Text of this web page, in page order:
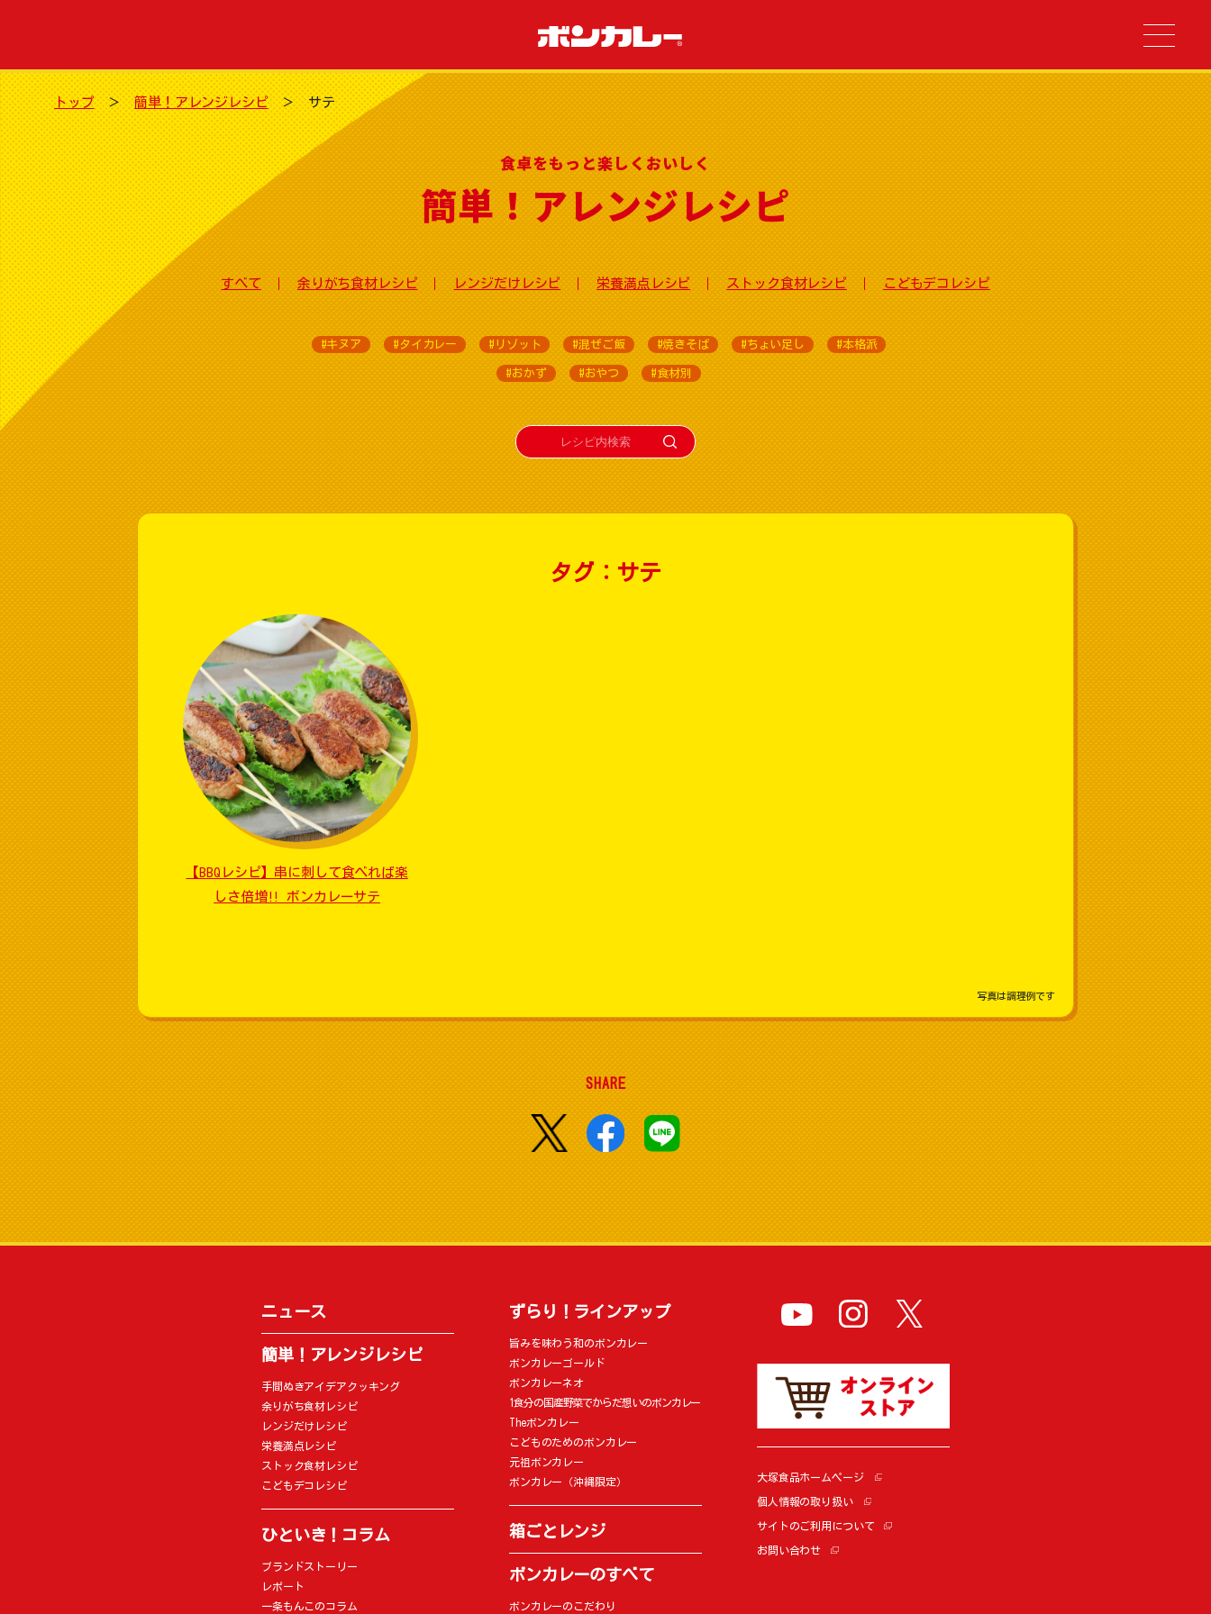
トップ 簡単！アレンジレシピ サテ
食卓をもっと楽しくおいしく
簡単！アレンジレシピ
すべて 余りがち食材レシピ レンジだけレシピ 栄養満点レシピ ストック食材レシピ こどもデコレシピ
#キヌア #タイカレー #リゾット #混ぜご飯 #焼きそば #ちょい足し #本格派
#おかず #おやつ #食材別
タグ：サテ
【BBQレシピ】串に刺して食べれば楽
しさ倍増!! ボンカレーサテ
写真は調理例です
SHARE
ニュース
簡単！アレンジレシピ
手間ぬきアイデアクッキング
余りがち食材レシピ
レンジだけレシピ
栄養満点レシピ
ストック食材レシピ
こどもデコレシピ
ひといき！コラム
ブランドストーリー
レポート
一条もんこのコラム
ずらり！ラインアップ
旨みを味わう和のボンカレー
ボンカレーゴールド
ボンカレーネオ
1食分の国産野菜でからだ想いのボンカレー
Theボンカレー
こどものためのボンカレー
元祖ボンカレー
ボンカレー（沖縄限定）
箱ごとレンジ
ボンカレーのすべて
ボンカレーのこだわり
大塚食品ホームページ
個人情報の取り扱い
サイトのご利用について
お問い合わせ